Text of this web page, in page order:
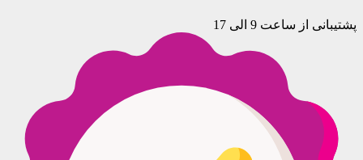
پشتیبانی از ساعت 9 الی 17